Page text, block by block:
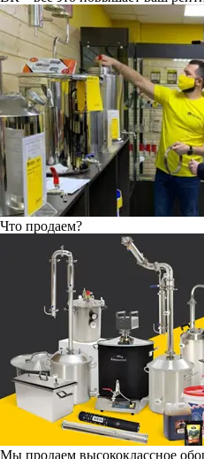
Что продаем?
Мы продаем высококлассное